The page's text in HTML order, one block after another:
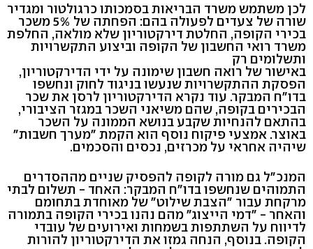
לכן משתמש משרד הבריאות בסמכותו כרגולטור ומגדיר
שורה של צעדים לפעולה בהם: הפחתה של 5% משכר
בכירי הקופה, החלטת דירקטוריון שלא מולאה, החלפת
משרד רואי החשבון של הקופה וביצוע התקשרויות
ותשלומים רק
באישור של רואה חשבון שימונה על ידי הדירקטוריון,
הפסקת ההתקשרויות שנעשו בניגוד לחוק ונחשפו
בדו"ח המבקר. עוד נקרא הדירקטוריון לרסן את שכר
הבכירים בקופה, שהם משיאני השכר במגזר הציבורי,
בהתאם להנחיות שקבע בנושא הממונה על השכר
באוצר. אמצעי פיקוח נוסף הוא הקמת "מערך חשבות"
שיהיה אחראי על מכרזים, נכסים והסכמים.
המנכ"ל גם מורה לקופה להפסיק שניים מההסדרים
התמוהים שנחשפו בדו"ח המבקר: האחד - תשלום לבתי
מרקחת עבור "הצבת שילוט" של מאוחדת בתחומם
והאחר - "דמי הייצוג" מהם נהנו בכירי הקופה בתמורה
לדיווח על השתתפות בשמחות ואירועים של עובדי
הקופה. בנוסף, הנחה גמזו את הדירקטוריון להורות